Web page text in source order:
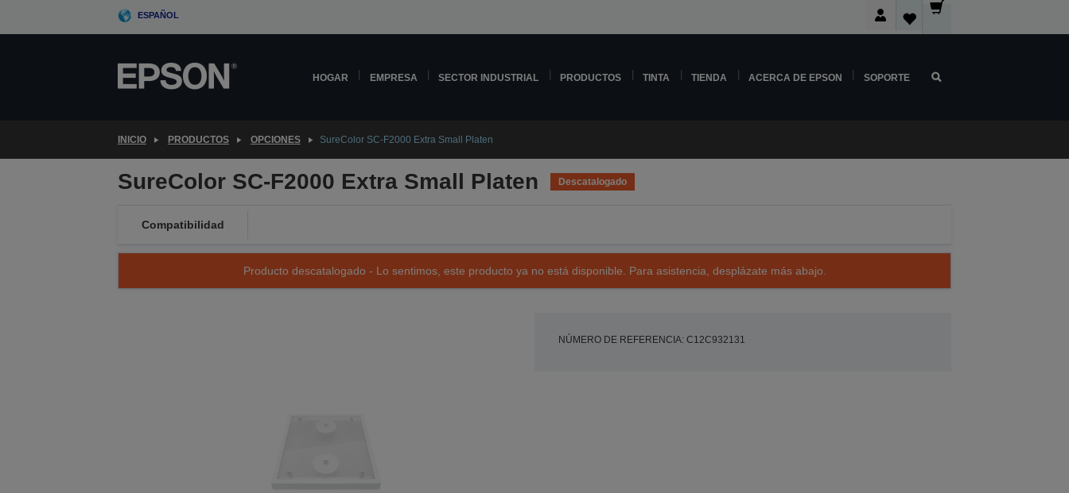
ESPAÑOL
HOGAR EMPRESA SECTOR INDUSTRIAL PRODUCTOS TINTA TIENDA ACERCA DE EPSON SOPORTE
INICIO PRODUCTOS OPCIONES SureColor SC-F2000 Extra Small Platen
SureColor SC-F2000 Extra Small Platen Descatalogado
Compatibilidad
Producto descatalogado - Lo sentimos, este producto ya no está disponible. Para asistencia, desplázate más abajo.
NÚMERO DE REFERENCIA: C12C932131